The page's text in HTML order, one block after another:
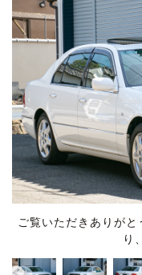
ご覧いただきありが
り